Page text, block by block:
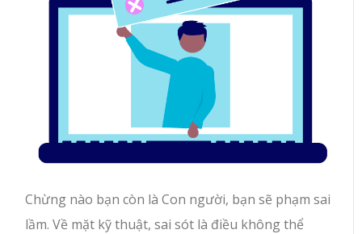
Chừng nào bạn còn là Con người, bạn sẽ phạm sai
lầm. Về mặt kỹ thuật, sai sót là điều không thể